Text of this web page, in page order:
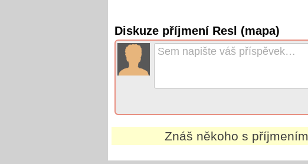
Diskuze příjmení Resl (mapa)
Znáš někoho s příjmením